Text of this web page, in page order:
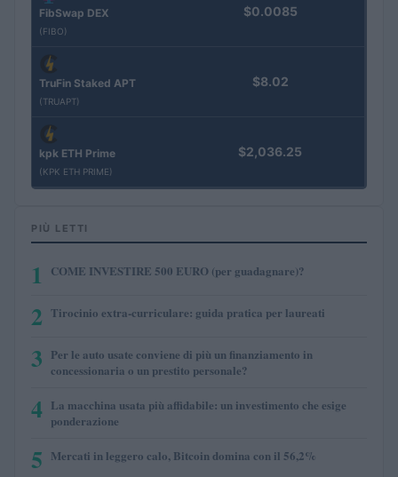
FibSwap DEX
(FIBO)
$0.0085
TruFin Staked APT
(TRUAPT)
$8.02
kpk ETH Prime
(KPK ETH PRIME)
$2,036.25
PIÙ LETTI
1 COME INVESTIRE 500 EURO (per guadagnare)?
2 Tirocinio extra-curriculare: guida pratica per laureati
3 Per le auto usate conviene di più un finanziamento in
concessionaria o un prestito personale?
4 La macchina usata più affidabile: un investimento che esige
ponderazione
5 Mercati in leggero calo, Bitcoin domina con il 56,2%